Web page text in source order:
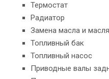
Термостат
Радиатор
Замена масла и
Топливный бак
Топливный насос
Приводные валы